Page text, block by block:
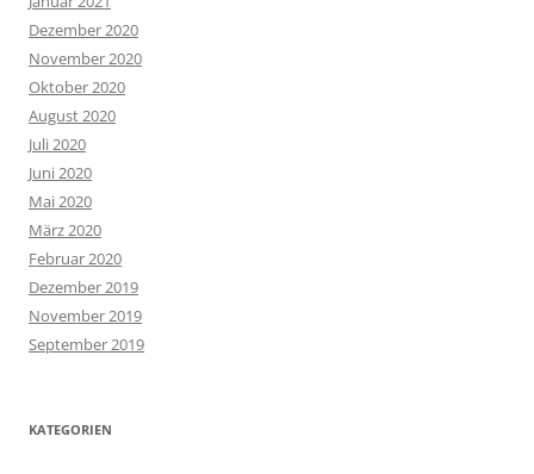
Dezember 2020
November 2020
Oktober 2020
August 2020
Juli 2020
Juni 2020
Mai 2020
März 2020
Februar 2020
Dezember 2019
November 2019
September 2019
KATEGORIEN